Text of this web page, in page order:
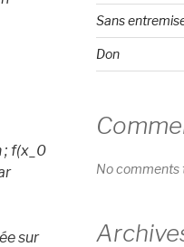
; f(x_ 0
sur
Sans
Don
No comments